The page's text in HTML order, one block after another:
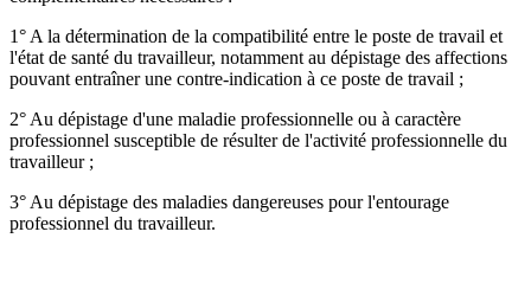
1° A la détermination de la compatibilité entre le poste de travail et
l'état de santé du travailleur, notamment au dépistage des affections
pouvant entraîner une contre-indication à ce poste de travail ;
2° Au dépistage d'une maladie professionnelle ou à caractère
professionnel susceptible de résulter de l'activité professionnelle du
travailleur ;
3° Au dépistage des maladies dangereuses pour l'entourage
professionnel du travailleur.